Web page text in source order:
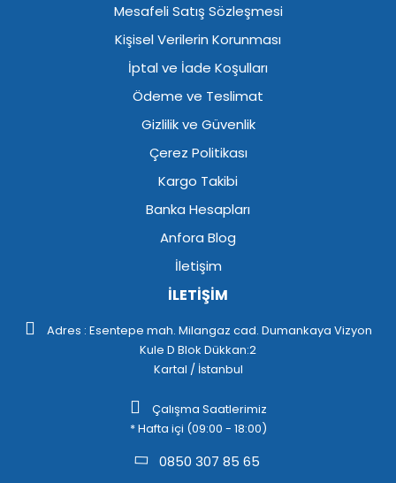
Mesafeli Satış Sözleşmesi
Kişisel Verilerin Korunması
İptal ve İade Koşulları
Ödeme ve Teslimat
Gizlilik ve Güvenlik
Çerez Politikası
Kargo Takibi
Banka Hesapları
Anfora Blog
İletişim
İLETİŞİM
Adres : Esentepe mah. Milangaz cad. Dumankaya Vizyon
Kule D Blok Dükkan:2
Kartal / İstanbul
Çalışma Saatlerimiz
* Hafta içi (09:00 - 18:00)
0850 307 85 65